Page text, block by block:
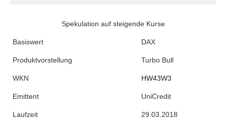
Spekulation auf steigende Kurse
Basiswert DAX
Produktvorstellung Turbo Bull
WKN HW43W3
Emittent UniCredit
Laufzeit 29.03.2018